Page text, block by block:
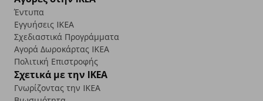
Έντυπα
Εγγυήσεις IKEA
Σχεδιαστικά Προγράμματα
Αγορά Δωρoκάρτας IKEA
Πολιτική Επιστροφής
Σχετικά με την IKEA
Γνωρίζοντας την IKEA